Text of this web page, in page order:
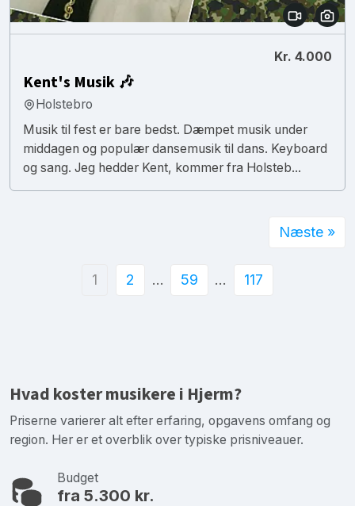
Kr. 4.000
Kent's Musik 🎶
Holstebro
Musik til fest er bare bedst. Dæmpet musik under
middagen og populær dansemusik til dans. Keyboard
og sang. Jeg hedder Kent, kommer fra Holsteb...
1 2 … 59 … 117
Næste »
Hvad koster musikere i Hjerm?
Priserne varierer alt efter erfaring, opgavens omfang og
region. Her er et overblik over typiske prisniveauer.
Budget
fra 5.300 kr.